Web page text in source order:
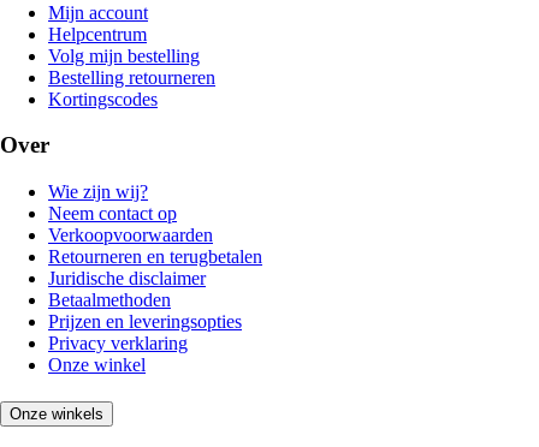
Mijn account
Helpcentrum
Volg mijn bestelling
Bestelling retourneren
Kortingscodes
Over
Wie zijn wij?
Neem contact op
Verkoopvoorwaarden
Retourneren en terugbetalen
Juridische disclaimer
Betaalmethoden
Prijzen en leveringsopties
Privacy verklaring
Onze winkel
Onze winkels